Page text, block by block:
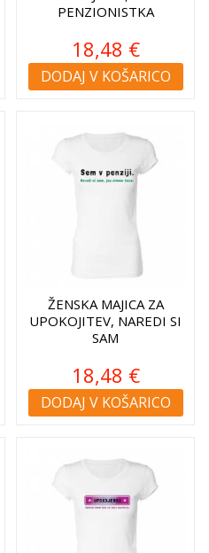
PENZIONISTKA
18,48 €
DODAJ V KOŠARICO
ŽENSKA MAJICA ZA
UPOKOJITEV, NAREDI SI
SAM
18,48 €
DODAJ V KOŠARICO